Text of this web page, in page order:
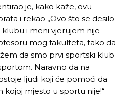
je, kako kaže, ovu
i rekao „Ovo što se desilo
i meni vjerujem nije
mog fakulteta, tako da
da smo prvi sportski klub
Naravno da na
ljudi koji će pomoći da
mjesto u sportu nije!“